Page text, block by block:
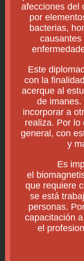
afecciones del
por
bacterias,
Este
con la
acerque al
de
incorporar a
realiza. Por lo
general, con
y
Es
el
que requiere
se está
personas.
capacitación
el